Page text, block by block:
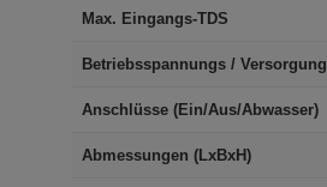
Max. Eingangs-TDS
Betriebsspannungs / Versorgung
Anschlüsse (Ein/Aus/Abwasser)
Abmessungen (LxBxH)